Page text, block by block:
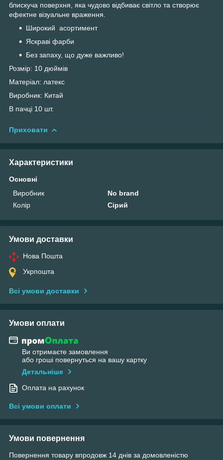
блискуча поверхня, яка чудово відбиває світло та створює
ефектне візуальне враження.
Широкий асортимент
Яскраві фарби
Без запаху, що дуже важливо!
Розмір: 10 дюймів
Матеріал: латекс
Виробник: Китай
В пачці 10 шт.
Приховати
Характеристики
Основні
Виробник
No brand
Колір
Сірий
Умови доставки
Нова Пошта
Укрпошта
Всі умови доставки
Умови оплати
Ви отримаєте замовлення
або гроші повернуться на вашу картку
Детальніше
Оплата на рахунок
Всі умови оплати
Умови повернення
Повернення товару впродовж 14 днів за домовленістю